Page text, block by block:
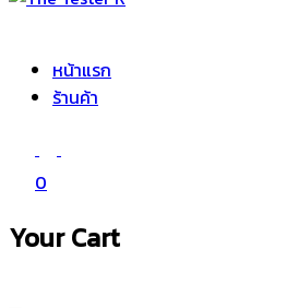
หน้าแรก
ร้านค้า
0
Your Cart